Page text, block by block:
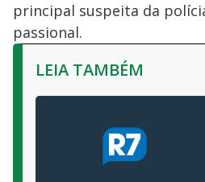
principal suspeita da
passional.
LEIA TAMBÉM